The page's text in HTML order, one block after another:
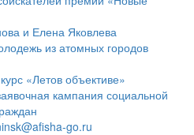
и Елена Яковлева
из атомных городов
«Летов объективе»
кампания социальной
go.ru